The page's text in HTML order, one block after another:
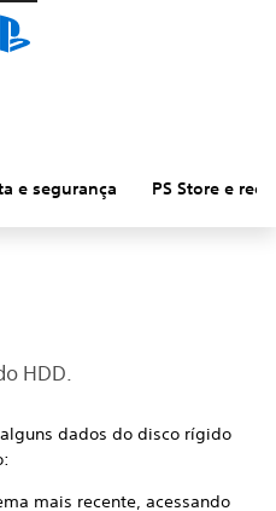
e segurança PS Store e
HDD.
dados do disco rígido
mais recente, acessando